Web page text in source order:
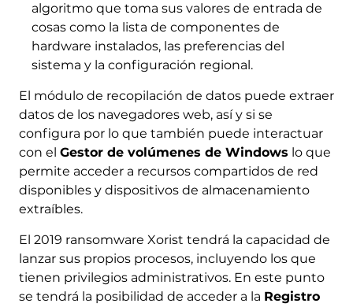
algoritmo que toma sus valores de entrada de
cosas como la lista de componentes de
hardware instalados, las preferencias del
sistema y la configuración regional.
El módulo de recopilación de datos puede extraer
datos de los navegadores web, así y si se
configura por lo que también puede interactuar
con el Gestor de volúmenes de Windows lo que
permite acceder a recursos compartidos de red
disponibles y dispositivos de almacenamiento
extraíbles.
El 2019 ransomware Xorist tendrá la capacidad de
lanzar sus propios procesos, incluyendo los que
tienen privilegios administrativos. En este punto
se tendrá la posibilidad de acceder a la Registro